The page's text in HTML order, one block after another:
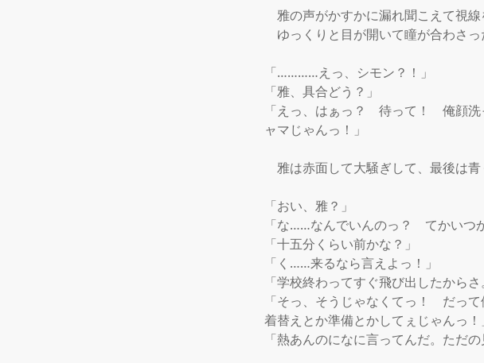
雅の声がかすかに漏れ聞こえて視線
ゆっくりと目が開いて瞳が合わさっ
「…………えっ、シモン？！」
「雅、具合どう？」
「えっ、はぁっ？　待って！　俺顔
ャマじゃんっ！」
雅は赤面して大騒ぎして、最後は青
「おい、雅？」
「な……なんでいんのっ？　てかいつ
「十五分くらい前かな？」
「く……来るなら言えよっ！」
「学校終わってすぐ飛び出したから
「そっ、そうじゃなくてっ！　だっ
着替えとか準備とかしてぇじゃんっ！
「熱あんのになに言ってんだ。ただ